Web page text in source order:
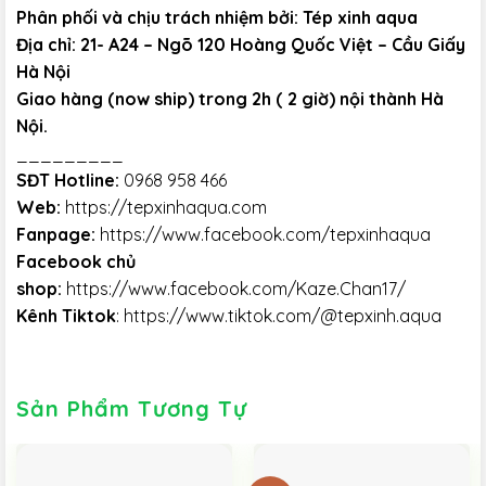
Phân phối và chịu trách nhiệm bởi: Tép xinh aqua
Địa chỉ: 21- A24 – Ngõ 120 Hoàng Quốc Việt – Cầu Giấy
Hà Nội
Giao hàng (now ship) trong 2h ( 2 giờ) nội thành Hà
Nội.
SĐT Hotline: 0968 958 466
Web: https://tepxinhaqua.com
Fanpage: https://www.facebook.com/tepxinhaqua
Facebook chủ
shop: https://www.facebook.com/Kaze.Chan17/
Kênh Tiktok: https://www.tiktok.com/@tepxinh.aqua
Sản Phẩm Tương Tự